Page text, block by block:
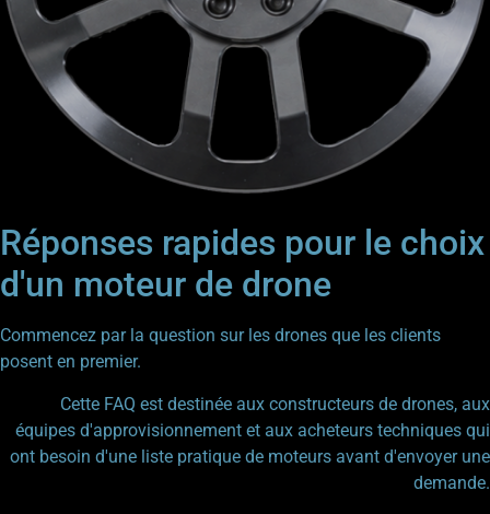
Réponses rapides pour le choix
d'un moteur de drone
Commencez par la question sur les drones que les clients
posent en premier.
Cette FAQ est destinée aux constructeurs de drones, aux
équipes d'approvisionnement et aux acheteurs techniques qui
ont besoin d'une liste pratique de moteurs avant d'envoyer une
demande.